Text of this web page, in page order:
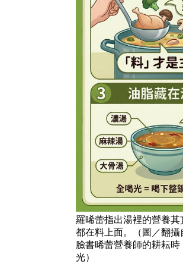
羅晞蕾指出湯裡的營養其
都在料上面。（圖／翻攝
臉書晞蕾營養師的耕耘時
光）